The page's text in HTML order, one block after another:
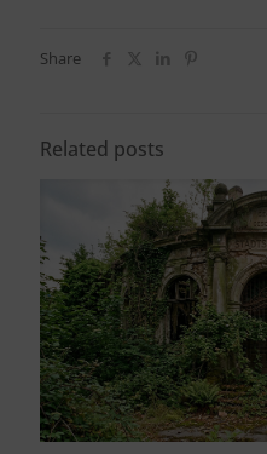
Share
Related posts